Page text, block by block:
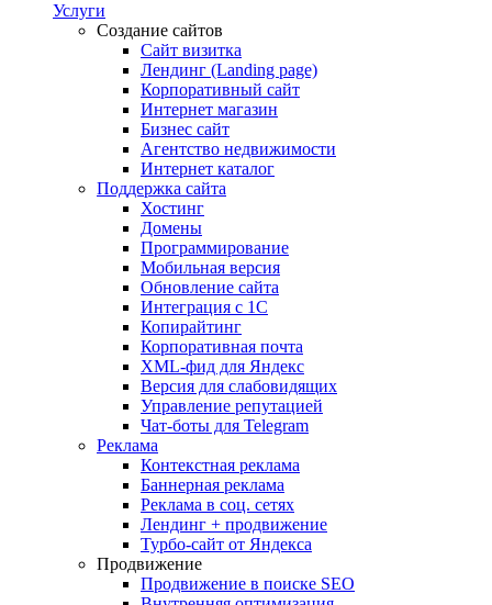
Услуги
Создание сайтов
Сайт визитка
Лендинг (Landing page)
Корпоративный сайт
Интернет магазин
Бизнес сайт
Агентство недвижимости
Интернет каталог
Поддержка сайта
Хостинг
Домены
Программирование
Мобильная версия
Обновление сайта
Интеграция с 1С
Копирайтинг
Корпоративная почта
XML-фид для Яндекс
Версия для слабовидящих
Управление репутацией
Чат-боты для Telegram
Реклама
Контекстная реклама
Баннерная реклама
Реклама в соц. сетях
Лендинг + продвижение
Турбо-сайт от Яндекса
Продвижение
Продвижение в поиске SEO